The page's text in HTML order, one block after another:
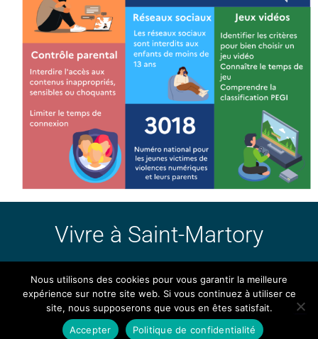
Vivre à Saint-Martory
Hestia | Développé parThemeIsle
Nous utilisons des cookies pour vous garantir la meilleure
expérience sur notre site web. Si vous continuez à utiliser ce
site, nous supposerons que vous en êtes satisfait.
Accepter
Politique de confidentialité